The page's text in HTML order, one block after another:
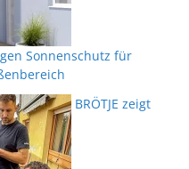
Sonnenschutz für
BRÖTJE zeigt